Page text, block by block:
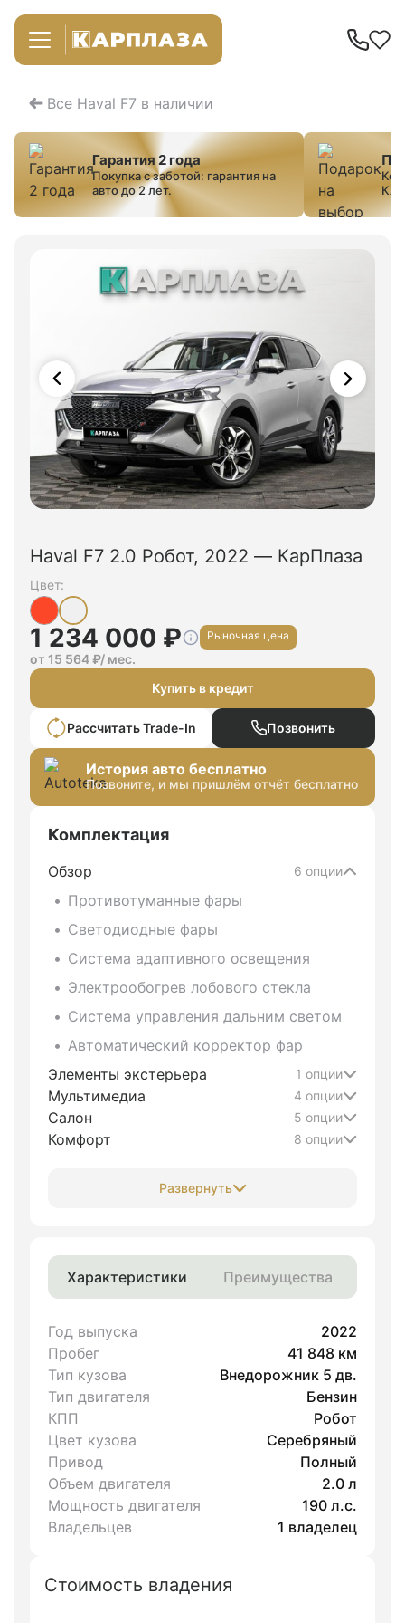
Все Haval F7 в наличии
Гарантия 2 года
Покупка с заботой: гарантия на
авто до 2 лет.
Haval F7 2.0 Робот, 2022 — КарПлаза
Цвет:
1 234 000 ₽ Рыночная цена
от 15 564 ₽/ мес.
Купить в кредит
Рассчитать Trade-In Позвонить
История авто бесплатно
Позвоните, и мы пришлём отчёт бесплатно
Комплектация
Обзор 6 опции
Противотуманные фары
Светодиодные фары
Система адаптивного освещения
Электрообогрев лобового стекла
Система управления дальним светом
Автоматический корректор фар
Элементы экстерьера
1 опции
Мультимедиа 4 опции
Салон 5 опции
Комфорт 8 опции
Развернуть
Характеристики Преимущества
Год выпуска
2022
Пробег
41 848 км
Тип кузова
Внедорожник 5 дв.
Тип двигателя
Бензин
КПП
Робот
Цвет кузова
Серебряный
Привод
Полный
Объем двигателя
2.0 л
Мощность двигателя
190 л.с.
Владельцев
1 владелец
Стоимость владения